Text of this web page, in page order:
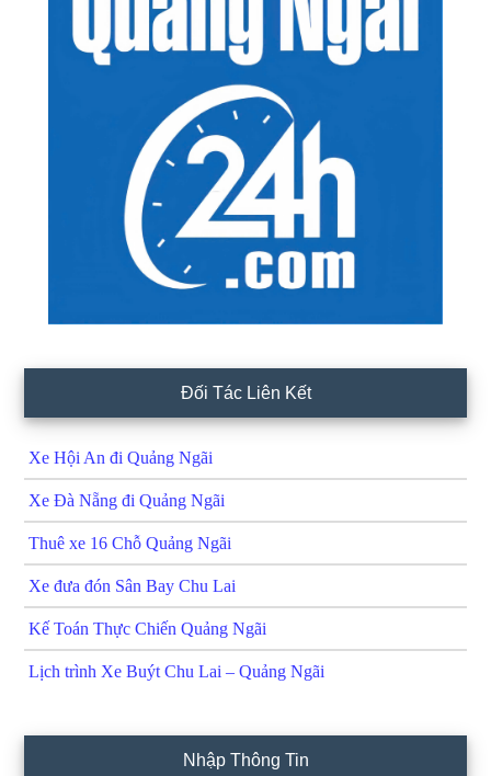
Đối Tác Liên Kết
Xe Hội An đi Quảng Ngãi
Xe Đà Nẵng đi Quảng Ngãi
Thuê xe 16 Chỗ Quảng Ngãi
Xe đưa đón Sân Bay Chu Lai
Kế Toán Thực Chiến Quảng Ngãi
Lịch trình Xe Buýt Chu Lai – Quảng Ngãi
Nhập Thông Tin